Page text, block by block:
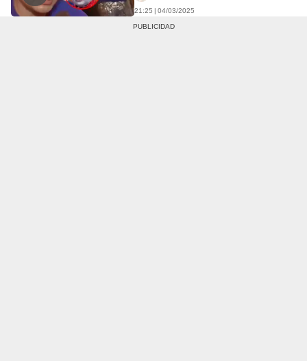
21:25 | 04/03/2025